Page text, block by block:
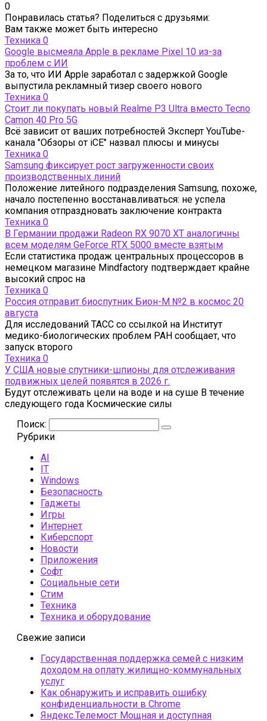
0
Понравилась статья? Поделиться с друзьями:
Вам также может быть интересно
Техника 0
Google высмеяла Apple в рекламе Pixel 10 из-за
проблем с ИИ
За то, что ИИ Apple заработал с задержкой Google
выпустила рекламный тизер своего нового
Техника 0
Стоит ли покупать новый Realme P3 Ultra вместо Tecno
Camon 40 Pro 5G
Всё зависит от ваших потребностей Эксперт YouTube-
канала "Обзоры от iCE" назвал плюсы и минусы
Техника 0
Samsung фиксирует рост загруженности своих
производственных линий
Положение литейного подразделения Samsung, похоже,
начало постепенно восстанавливаться: не успела
компания отпраздновать заключение контракта
Техника 0
В Германии продажи Radeon RX 9070 XT аналогичны
всем моделям GeForce RTX 5000 вместе взятым
Если статистика продаж центральных процессоров в
немецком магазине Mindfactory подтверждает крайне
высокий спрос на
Техника 0
Россия отправит биоспутник Бион-М №2 в космос 20
августа
Для исследований ТАСС со ссылкой на Институт
медико-биологических проблем РАН сообщает, что
запуск второго
Техника 0
У США новые спутники-шпионы для отслеживания
подвижных целей появятся в 2026 г.
Будут отслеживать цели на воде и на суше В течение
следующего года Космические силы
Поиск:
Рубрики
AI
IT
Windows
Безопасность
Гаджеты
Игры
Интернет
Киберспорт
Новости
Приложения
Софт
Социальные сети
Стим
Техника
Техника и оборудование
Свежие записи
Государственная поддержка семей с низким
доходом на оплату жилищно-коммунальных
услуг
Как обнаружить и исправить ошибку
конфиденциальности в Chrome
Яндекс.Телемост Мощная и доступная